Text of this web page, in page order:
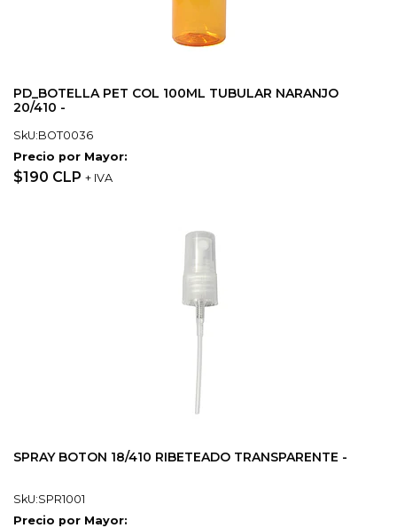
PD_BOTELLA PET COL 100ML TUBULAR NARANJO
20/410 -
SkU:BOT0036
Precio por Mayor:
$190 CLP + IVA
SPRAY BOTON 18/410 RIBETEADO TRANSPARENTE -
SkU:SPR1001
Precio por Mayor: